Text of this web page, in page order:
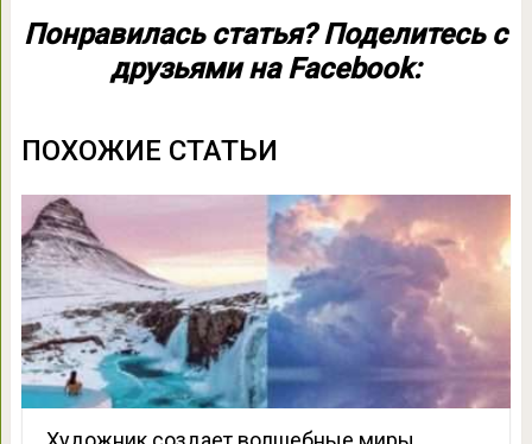
Понравилась статья? Поделитесь с
друзьями на Facebook:
ПОХОЖИЕ СТАТЬИ